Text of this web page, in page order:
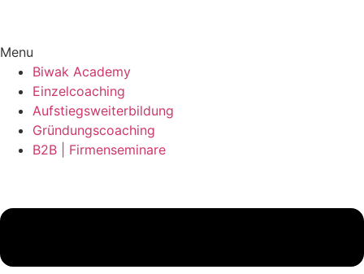
Menu
Biwak Academy
Einzelcoaching
Aufstiegsweiterbildung
Gründungscoaching
B2B | Firmenseminare